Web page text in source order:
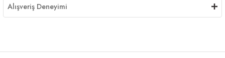
Alışveriş Deneyimi